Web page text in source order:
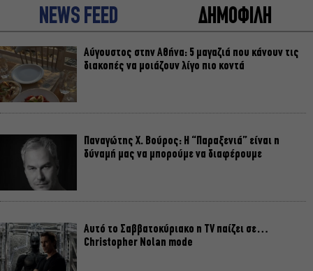
NEWS FEED ΔΗΜΟΦΙΛΗ
Αύγουστος στην Αθήνα: 5 μαγαζιά που κάνουν τις
διακοπές να μοιάζουν λίγο πιο κοντά
Παναγώτης Χ. Βούρος: Η “Παραξενιά” είναι η
δύναμή μας να μπορούμε να διαφέρουμε
Αυτό το Σαββατοκύριακο η TV παίζει σε…
Christopher Nolan mode